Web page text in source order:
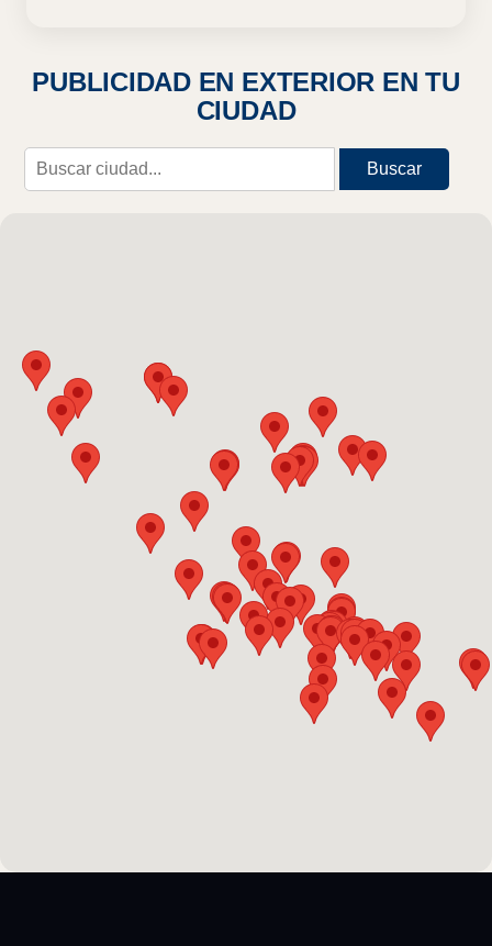
PUBLICIDAD EN EXTERIOR EN TU
CIUDAD
Buscar